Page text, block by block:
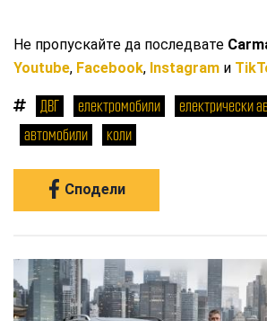
Не пропускайте да последвате
Youtube, Facebook, Instagram и
ДВГ електромобили
електрически
автомобили
коли
Сподели